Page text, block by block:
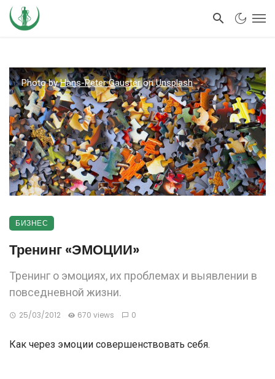
Photo byHans-Peter GausteronUnsplash
БИЗНЕС
Тренинг «ЭМОЦИИ»
Тренинг о эмоциях, их проблемах и выявлении в
повседневной жизни.
25/03/2012 670 views 0
Как через эмоции совершенствовать себя.